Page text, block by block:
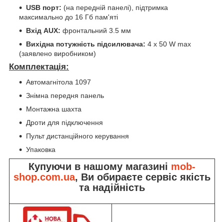
USB порт: (на передній панелі), підтримка
максимально до 16 Гб пам'яті
Вхід AUX: фронтальний 3.5 мм
Вихідна потужність підсилювача: 4 х 50 W max
(заявлено виробником)
Комплектація:
Автомагнітола 1097
Знімна передня панель
Монтажна шахта
Дроти для підключення
Пульт дистанційного керування
Упаковка
Купуючи в нашому магазині mob-
shop.com.ua, Ви обираєте сервіс якість
та надійність